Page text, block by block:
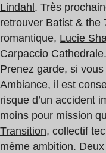
Lindahl. Très
retrouver Batist & the
romantique, Lucie
Carpaccio Cathedrale.
Prenez garde, si
Ambiance, il est
risque d’un accident
moins pour mission
Transition, collectif
même ambition.